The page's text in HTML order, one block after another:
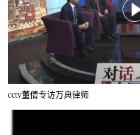
cctv董倩专访万典律师